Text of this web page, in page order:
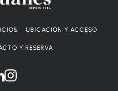
UBICACIÓN Y ACCESO
Y RESERVA